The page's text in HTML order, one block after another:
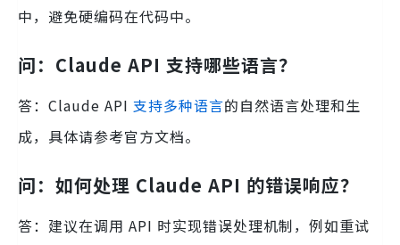
中，避免硬编码在代码中。
问：Claude API 支持哪些语言？
答：Claude API 支持多种语言的自然语言处理和生
成，具体请参考官方文档。
问：如何处理 Claude API 的错误响应？
答：建议在调用 API 时实现错误处理机制，例如重试